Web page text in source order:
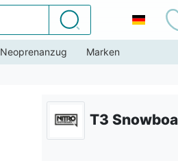
Suchen
Neoprenanzug Marken
T3